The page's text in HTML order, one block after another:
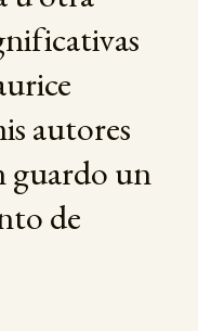
autores
guardo un
de